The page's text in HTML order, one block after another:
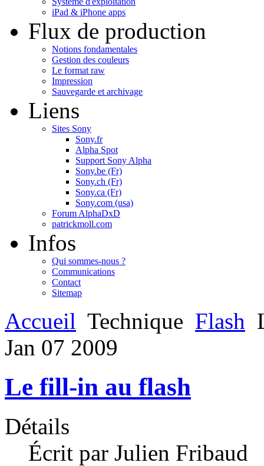
iPad & iPhone apps
Flux de production
Notions fondamentales
Gestion des couleurs
Le format raw
Impression
Sauvegarde et archivage
Liens
Sites Sony
Sony.fr
Alpha Spot
Support Sony Alpha
Sony.be (Fr)
Sony.ch (Fr)
Sony.ca (Fr)
Sony.com (usa)
Forum AlphaDxD
patrickmoll.com
Infos
Qui sommes-nous ?
Communications
Contact
Sitemap
Accueil Technique Flash
Jan 07 2009
Le fill-in au flash
Détails
Écrit par Julien Fribaud